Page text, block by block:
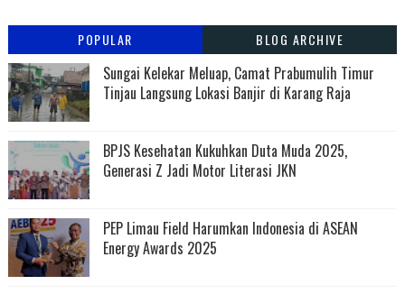
POPULAR BLOG ARCHIVE
Sungai Kelekar Meluap, Camat Prabumulih Timur
Tinjau Langsung Lokasi Banjir di Karang Raja
BPJS Kesehatan Kukuhkan Duta Muda 2025,
Generasi Z Jadi Motor Literasi JKN
PEP Limau Field Harumkan Indonesia di ASEAN
Energy Awards 2025